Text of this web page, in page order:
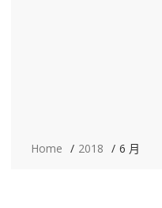
Home 2018 6 月